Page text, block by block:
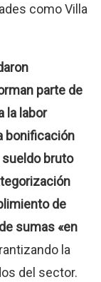
como Villa
parte de
la labor
bonificación
sueldo bruto
de
sumas «en
la
del sector.